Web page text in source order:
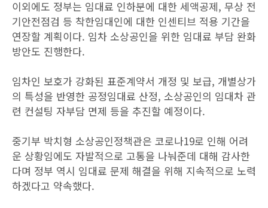
이외에도 정부는 임대료 인하분에 대한 세액공제, 무상 전
기안전점검 등 착한임대인에 대한 인센티브 적용 기간을
연장할 계획이다. 임차 소상공인을 위한 임대료 부담 완화
방안도 진행한다.
임차인 보호가 강화된 표준계약서 개정 및 보급, 개별상가
의 특성을 반영한 공정임대료 산정, 소상공인의 임대차 관
련 컨설팅 자부담 면제 등을 추진할 예정이다.
중기부 박치형 소상공인정책관은 코로나19로 인해 어려
운 상황임에도 자발적으로 고통을 나눠준데 대해 감사한
다며 정부 역시 임대료 문제 해결을 위해 지속적으로 노력
하겠다고 약속했다.